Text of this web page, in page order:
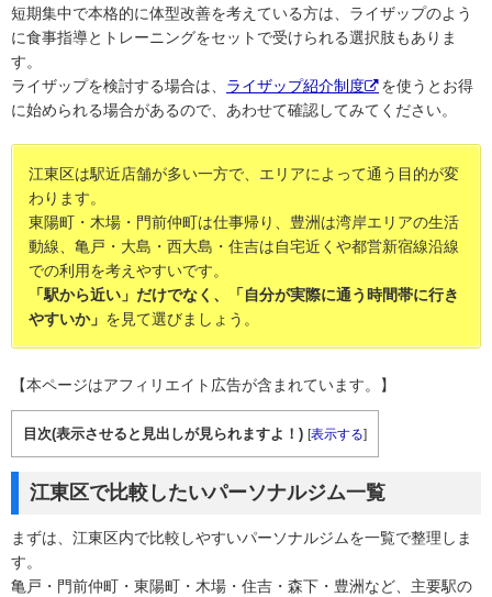
短期集中で本格的に体型改善を考えている方は、ライザップのよう
に食事指導とトレーニングをセットで受けられる選択肢もありま
す。
ライザップを検討する場合は、 ライザップ紹介制度
を使うとお得
に始められる場合があるので、あわせて確認してみてください。
江東区は駅近店舗が多い一方で、エリアによって通う目的が変
わります。
東陽町・木場・門前仲町は仕事帰り、豊洲は湾岸エリアの生活
動線、亀戸・大島・西大島・住吉は自宅近くや都営新宿線沿線
での利用を考えやすいです。
「駅から近い」だけでなく、「自分が実際に通う時間帯に行き
やすいか」 を見て選びましょう。
【本ページはアフィリエイト広告が含まれています。】
目次(表示させると見出しが見られますよ！) [表示する]
江東区で比較したいパーソナルジム一覧
まずは、江東区内で比較しやすいパーソナルジムを一覧で整理しま
す。
亀戸・門前仲町・東陽町・木場・住吉・森下・豊洲など、主要駅の